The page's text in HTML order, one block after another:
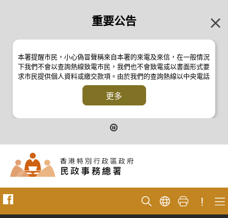
重要公告
本署提醒市民，小心偽冒聲稱來自本署的來電及來信，在一般情況
下我們不會以查詢熱線致電市民，我們也不會致電或以書面形式要
求市民提供個人資料或繳交款項。由於我們的查詢熱線以中央電話
系統操作，本署的來電不會顯示電話號碼 2835 2500 。如有疑
問，應與本署職員核實或向警方反詐騙協調中心
詢熱線 18222 查詢。詳情請瀏覽以下新聞公報：
二零一九年七月二十六日的新聞公報
二零一七年四月二十八日的新聞公報
二零一七年四月五日的新聞公報
更多
!